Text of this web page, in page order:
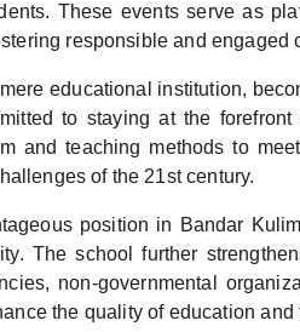
These events serve as
responsible and engaged
educational institution,
to staying at the forefront
and teaching methods to
of the 21st century.
position in Bandar
The school further
non-governmental
the quality of education